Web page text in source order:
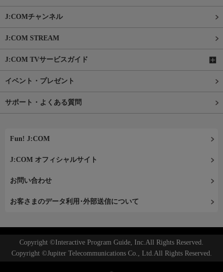
J:COMチャンネル
J:COM STREAM
J:COM TVサービスガイド
イベント・プレゼント
サポート・よくある質問
Fun! J:COM
J:COM オフィシャルサイト
お問い合わせ
お客さまのデータ利用･外部送信について
Copyright ©Interactive Program Guide, Inc.All Rights Reserved.
Copyright ©Jupiter Telecommunications Co., Ltd.All Rights Reserved.